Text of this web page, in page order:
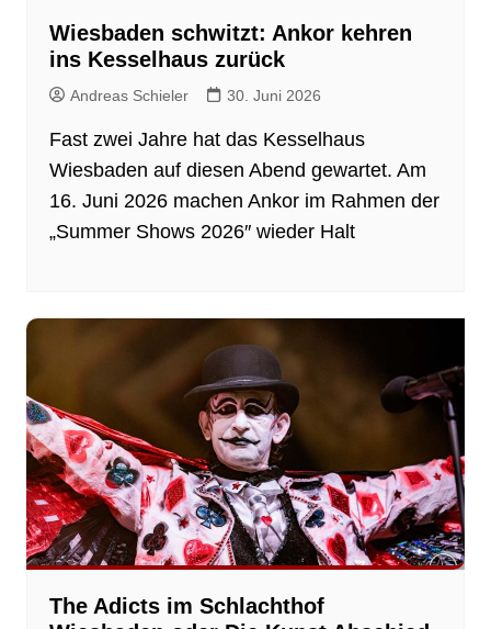
Wiesbaden schwitzt: Ankor kehren
ins Kesselhaus zurück
Andreas Schieler 30. Juni 2026
Fast zwei Jahre hat das Kesselhaus
Wiesbaden auf diesen Abend gewartet. Am
16. Juni 2026 machen Ankor im Rahmen der
„Summer Shows 2026″ wieder Halt
The Adicts im Schlachthof